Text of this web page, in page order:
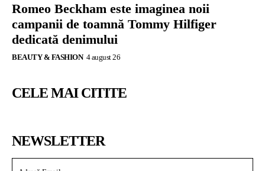
Romeo Beckham este imaginea noii
campanii de toamnă Tommy Hilfiger
dedicată denimului
BEAUTY & FASHION 4 august 26
CELE MAI CITITE
NEWSLETTER